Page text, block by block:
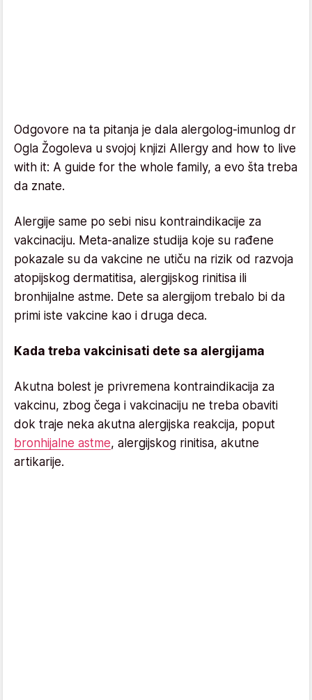
Odgovore na ta pitanja je dala alergolog-imunlog dr
Ogla Žogoleva u svojoj knjizi Allergy and how to live
with it: A guide for the whole family, a evo šta treba
da znate.
Alergije same po sebi nisu kontraindikacije za
vakcinaciju. Meta-analize studija koje su rađene
pokazale su da vakcine ne utiču na rizik od razvoja
atopijskog dermatitisa, alergijskog rinitisa ili
bronhijalne astme. Dete sa alergijom trebalo bi da
primi iste vakcine kao i druga deca.
Kada treba vakcinisati dete sa alergijama
Akutna bolest je privremena kontraindikacija za
vakcinu, zbog čega i vakcinaciju ne treba obaviti
dok traje neka akutna alergijska reakcija, poput
bronhijalne astme, alergijskog rinitisa, akutne
artikarije.